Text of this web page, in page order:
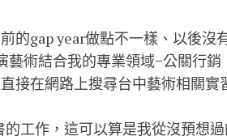
的gap year做點不一樣、以後沒
術結合我的專業領域−公關行
接在網路上搜尋台中藝術相關實
工作，這可以算是我從沒預想